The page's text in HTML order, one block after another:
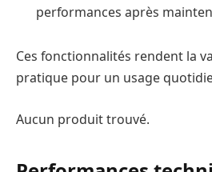
performances après
Ces fonctionnalités rendent la
pratique pour un usage
Aucun produit trouvé.